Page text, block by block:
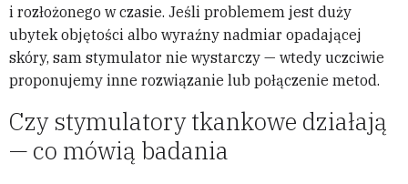
i rozłożonego w czasie. Jeśli problemem jest duży
ubytek objętości albo wyraźny nadmiar opadającej
skóry, sam stymulator nie wystarczy — wtedy uczciwie
proponujemy inne rozwiązanie lub połączenie metod.
Czy stymulatory tkankowe działają
— co mówią badania